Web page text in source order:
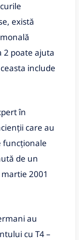
există
2 poate ajuta
include
în
care au
funcționale
de un
2001
au
cu T4 –